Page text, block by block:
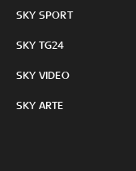
SKY SPORT
SKY TG24
SKY VIDEO
SKY ARTE